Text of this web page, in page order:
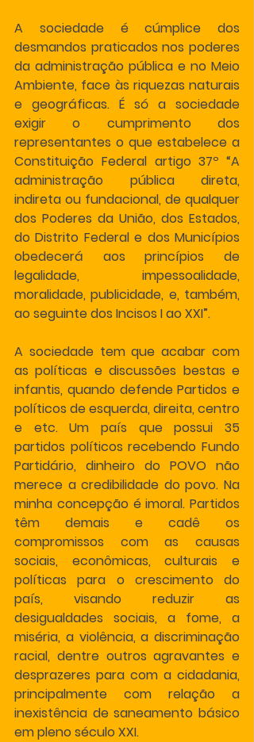
A sociedade é cúmplice dos
desmandos praticados nos poderes
da administração pública e no Meio
Ambiente, face às riquezas naturais
e geográficas. É só a sociedade
exigir o cumprimento dos
representantes o que estabelece a
Constituição Federal artigo 37º “A
administração pública direta,
indireta ou fundacional, de qualquer
dos Poderes da União, dos Estados,
do Distrito Federal e dos Municípios
obedecerá aos princípios de
legalidade, impessoalidade,
moralidade, publicidade, e, também,
ao seguinte dos Incisos I ao XXI”.
A sociedade tem que acabar com
as políticas e discussões bestas e
infantis, quando defende Partidos e
políticos de esquerda, direita, centro
e etc. Um país que possui 35
partidos políticos recebendo Fundo
Partidário, dinheiro do POVO não
merece a credibilidade do povo. Na
minha concepção é imoral. Partidos
têm demais e cadê os
compromissos com as causas
sociais, econômicas, culturais e
políticas para o crescimento do
país, visando reduzir as
desigualdades sociais, a fome, a
miséria, a violência, a discriminação
racial, dentre outros agravantes e
desprazeres para com a cidadania,
principalmente com relação a
inexistência de saneamento básico
em pleno século XXI.